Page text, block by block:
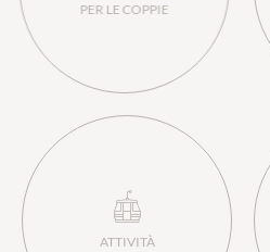
PER LE COPPIE
ATTIVITÀ